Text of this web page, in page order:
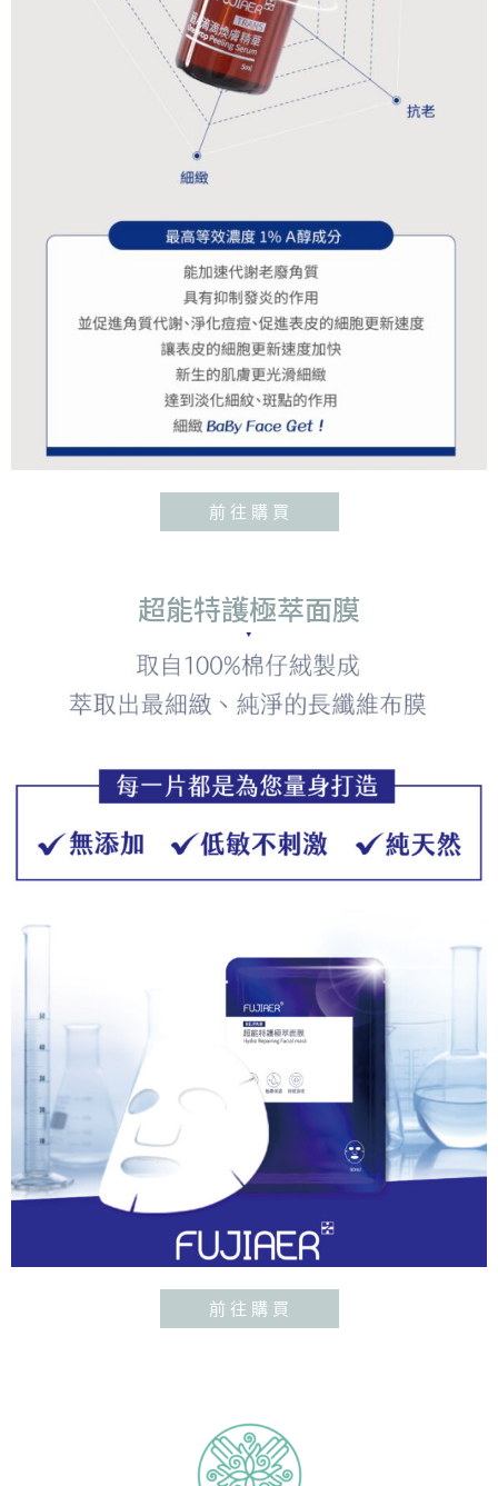
前 往 購 買
超能特護極萃面膜
前 往 購 買